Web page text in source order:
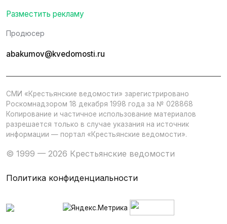
Разместить рекламу
Продюсер
abakumov@kvedomosti.ru
СМИ «Крестьянские ведомости» зарегистрировано
Роскомнадзором 18 декабря 1998 года за № 028868
Копирование и частичное использование материалов
разрешается только в случае указания на источник
информации — портал «Крестьянские ведомости».
© 1999 — 2026 Крестьянские ведомости
Политика конфиденциальности